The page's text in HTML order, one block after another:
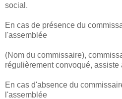
social.
En cas de présence du
l'assemblée
(Nom du commissaire),
régulièrement convoqué, assiste
En cas d'absence du
l'assemblée